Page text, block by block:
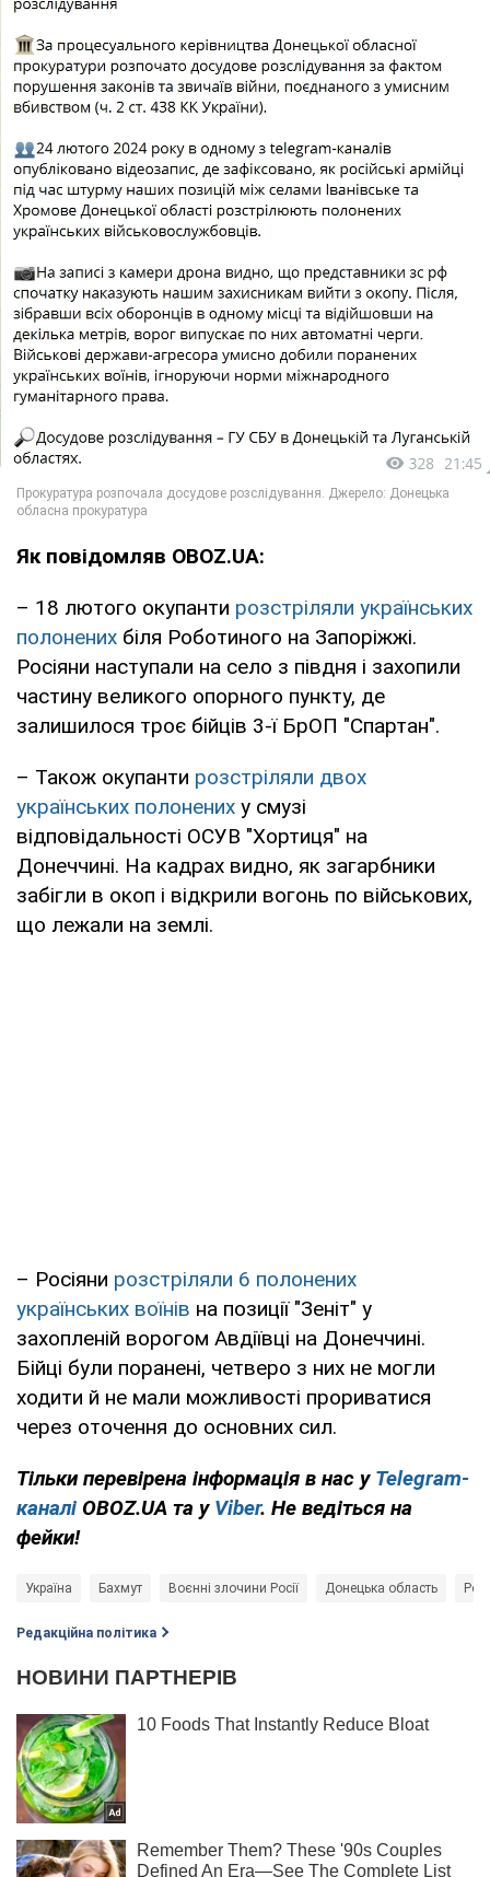
Як повідомляв OBOZ.UA:
– 18 лютого окупанти розстріляли українських
полонених біля Роботиного на Запоріжжі.
Росіяни наступали на село з півдня і захопили
частину великого опорного пункту, де
залишилося троє бійців 3-ї БрОП "Спартан".
– Також окупанти розстріляли двох
українських полонених у смузі
відповідальності ОСУВ "Хортиця" на
Донеччині. На кадрах видно, як загарбники
забігли в окоп і відкрили вогонь по військових,
що лежали на землі.
– Росіяни розстріляли 6 полонених
українських воїнів на позиції "Зеніт" у
захопленій ворогом Авдіївці на Донеччині.
Бійці були поранені, четверо з них не могли
ходити й не мали можливості прориватися
через оточення до основних сил.
Тільки перевірена інформація в нас у Telegram-
каналі OBOZ.UA та у Viber. Не ведіться на
фейки!
Україна Бахмут Воєнні злочини Росії Донецька область
Редакційна політика